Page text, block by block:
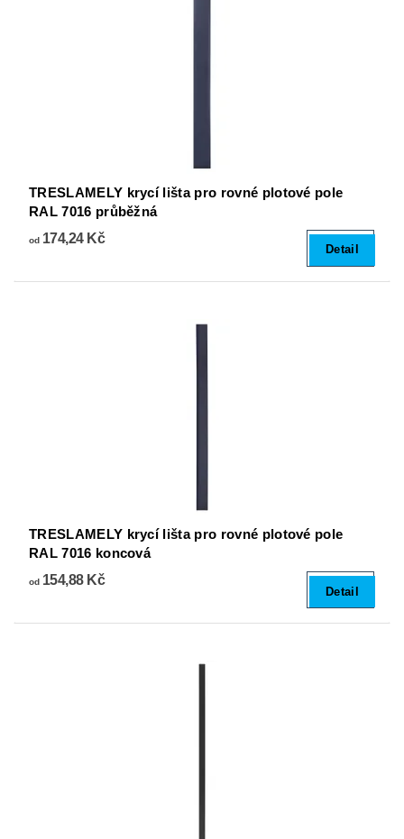
TRESLAMELY krycí lišta pro rovné plotové pole
RAL 7016 průběžná
od174,24 Kč
Detail
TRESLAMELY krycí lišta pro rovné plotové pole
RAL 7016 koncová
od154,88 Kč
Detail